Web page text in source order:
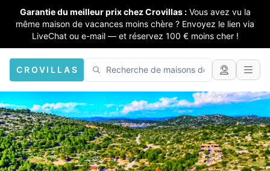
Garantie du meilleur prix chez Crovillas : Vous avez vu la
même maison de vacances moins chère ? Envoyez le lien via
LiveChat ou e-mail — et réservez 100 € moins cher !
CROVILLAS